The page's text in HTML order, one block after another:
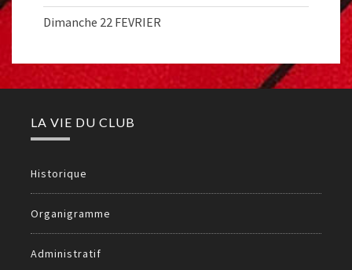
Dimanche 22 FEVRIER
LA VIE DU CLUB
Historique
Organigramme
Administratif